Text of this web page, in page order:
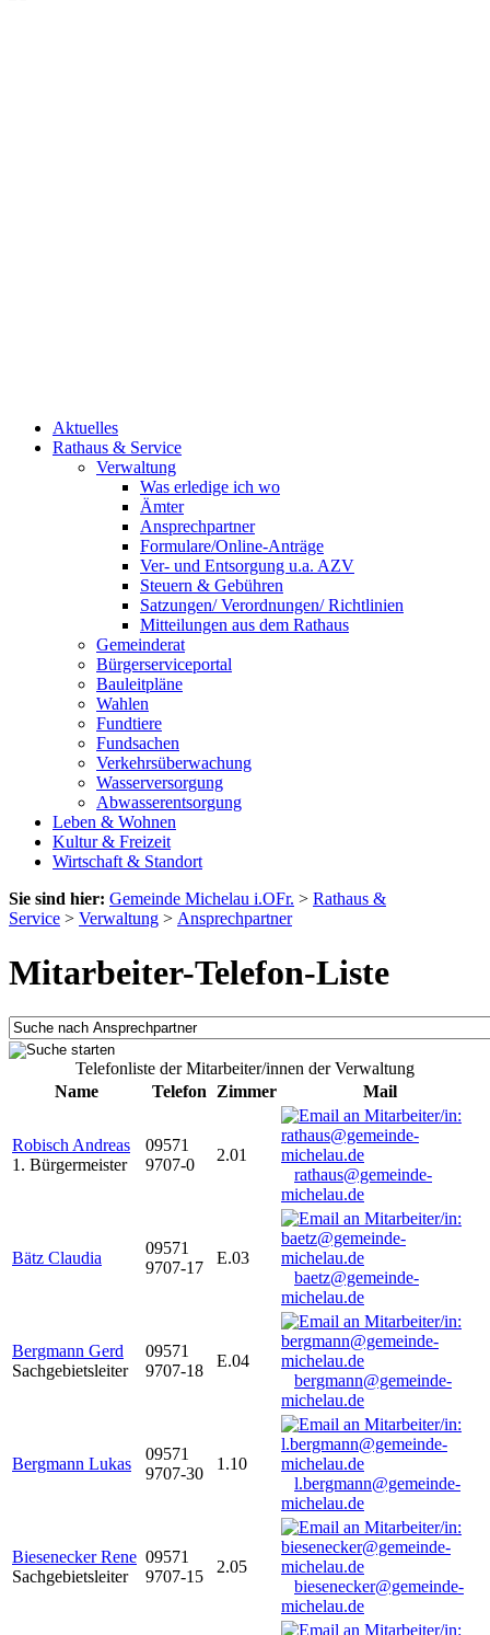
Aktuelles
Rathaus & Service
Verwaltung
Was erledige ich wo
Ämter
Ansprechpartner
Formulare/Online-Anträge
Ver- und Entsorgung u.a. AZV
Steuern & Gebühren
Satzungen/ Verordnungen/ Richtlinien
Mitteilungen aus dem Rathaus
Gemeinderat
Bürgerserviceportal
Bauleitpläne
Wahlen
Fundtiere
Fundsachen
Verkehrsüberwachung
Wasserversorgung
Abwasserentsorgung
Leben & Wohnen
Kultur & Freizeit
Wirtschaft & Standort
Sie sind hier: Gemeinde Michelau i.OFr. > Rathaus &
Service > Verwaltung > Ansprechpartner
Mitarbeiter-Telefon-Liste
Telefonliste der Mitarbeiter/innen der Verwaltung
Name
Telefon Zimmer Mail
Robisch Andreas
1. Bürgermeister
09571
9707-0
2.01
rathaus@gemeinde-
michelau.de
Bätz Claudia
09571
9707-17
E.03
baetz@gemeinde-
michelau.de
Bergmann Gerd
Sachgebietsleiter
09571
9707-18
E.04
bergmann@gemeinde-
michelau.de
Bergmann Lukas
09571
9707-30
1.10
l.bergmann@gemeinde-
michelau.de
Biesenecker Rene
Sachgebietsleiter
09571
9707-15
2.05
biesenecker@gemeinde-
michelau.de